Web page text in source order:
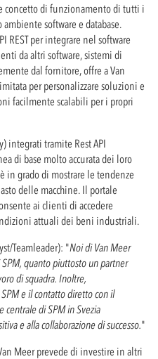
concetto di funzionamento di tutti i
software e database.
REST per integrare nel software
da altri software, sistemi di
dal fornitore, offre a Van
per personalizzare soluzioni e
facilmente scalabili per i propri
integrati tramite Rest API
di base molto accurata dei loro
in grado di mostrare le tendenze
delle macchine. Il portale
ai clienti di accedere
attuali dei beni industriali.
Teamleader): "Noi di Van Meer
quanto piuttosto un partner
di squadra. Inoltre,
e il contatto diretto con il
di SPM in Svezia
e alla collaborazione di successo."
Meer prevede di investire in altri